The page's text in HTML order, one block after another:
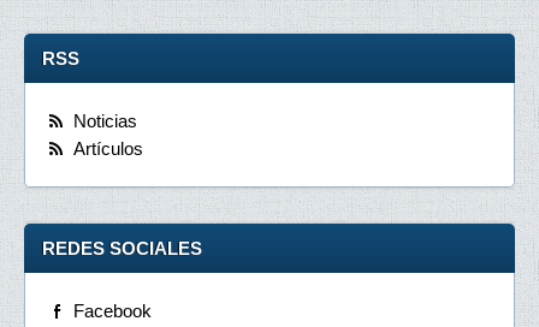
RSS
Noticias
Artículos
REDES SOCIALES
Facebook